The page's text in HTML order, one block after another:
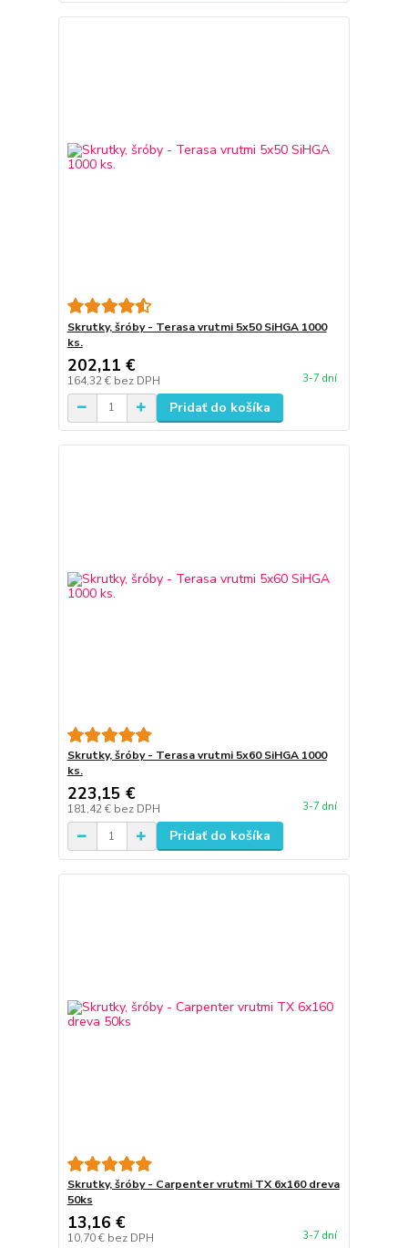
Skrutky, šróby - Terasa vrutmi 5x50 SiHGA 1000
ks.
202,11 €
164,32 € bez DPH 3-7 dní
Pridať do košíka
Skrutky, šróby - Terasa vrutmi 5x60 SiHGA 1000
ks.
223,15 €
181,42 € bez DPH 3-7 dní
Pridať do košíka
Skrutky, šróby - Carpenter vrutmi TX 6x160 dreva
50ks
13,16 €
10,70 € bez DPH 3-7 dní